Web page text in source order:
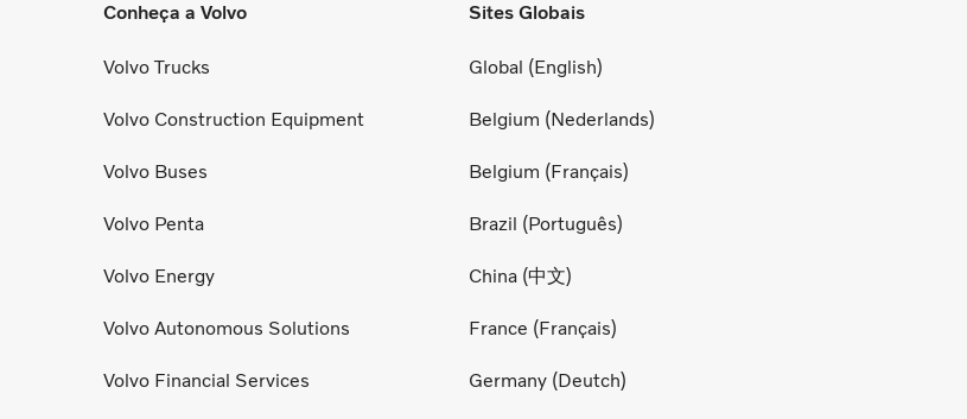
Conheça a Volvo
Volvo Trucks
Volvo Construction Equipment
Volvo Buses
Volvo Penta
Volvo Energy
Volvo Autonomous Solutions
Volvo Financial Services
Sites Globais
Global (English)
Belgium (Nederlands)
Belgium (Français)
Brazil (Português)
China (中文)
France (Français)
Germany (Deutch)